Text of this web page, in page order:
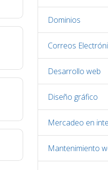
Dominios
Correos
Desarrollo web
Diseño gráfico
Mercadeo en
Mantenimiento